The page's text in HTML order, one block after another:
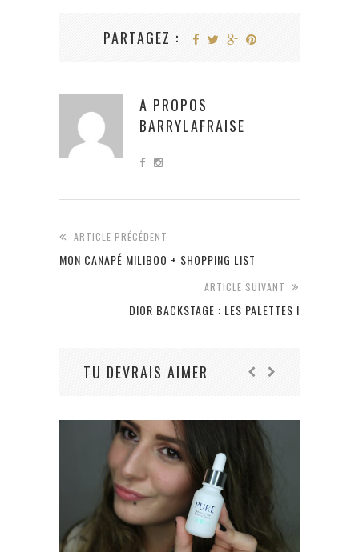
PARTAGEZ :
A PROPOS
BARRYLAFRAISE
ARTICLE PRÉCÉDENT
MON CANAPÉ MILIBOO + SHOPPING LIST
ARTICLE SUIVANT
DIOR BACKSTAGE : LES PALETTES !
TU DEVRAIS AIMER